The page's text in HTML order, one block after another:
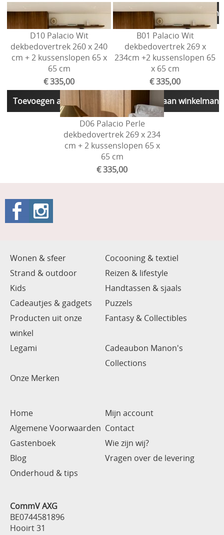
Toevoegen aan
D10 Palacio Wit
dekbedovertrek 260 x 240
cm + 2 kussenslopen 65 x
65 cm
€ 335,00
Toevoegen aan winkelmandje
B01 Palacio Wit
dekbedovertrek 269 x
234cm +2 kussenslopen 65
x 65 cm
€ 335,00
Toevoegen aan
D06 Palacio Perle
dekbedovertrek 269 x 234
cm + 2 kussenslopen 65 x
65 cm
€ 335,00
Wonen & sfeer
Cocooning & textiel
Strand & outdoor
Reizen & lifestyle
Kids
Handtassen & sjaals
Cadeautjes & gadgets
Puzzels
Producten uit onze
winkel
Fantasy & Collectibles
Legami
Cadeaubon Manon's
Collections
Onze Merken
Home
Mijn account
Algemene Voorwaarden Contact
Gastenboek
Wie zijn wij?
Blog
Vragen over de levering
Onderhoud & tips
CommV AXG
BE0744581896
Hooirt 31